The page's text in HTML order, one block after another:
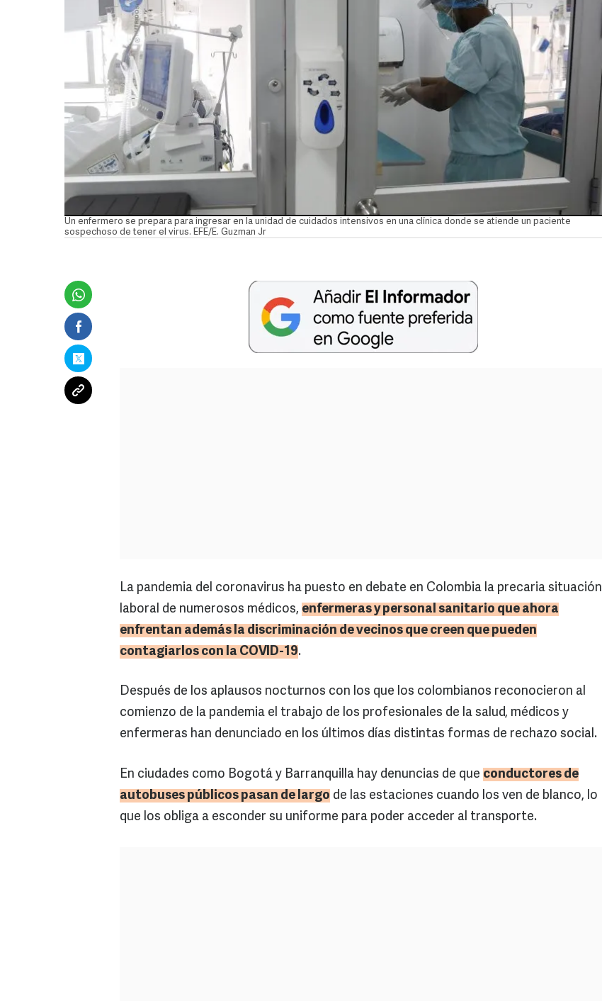
Un enfermero se prepara para ingresar en la unidad de cuidados intensivos en una clínica donde se atiende un paciente
sospechoso de tener el virus. EFE/E. Guzman Jr
La pandemia del coronavirus ha puesto en debate en Colombia la precaria situación
laboral de numerosos médicos, enfermeras y personal sanitario que ahora
enfrentan además la discriminación de vecinos que creen que pueden
contagiarlos con la COVID-19.
Después de los aplausos nocturnos con los que los colombianos reconocieron al
comienzo de la pandemia el trabajo de los profesionales de la salud, médicos y
enfermeras han denunciado en los últimos días distintas formas de rechazo social.
En ciudades como Bogotá y Barranquilla hay denuncias de que conductores de
autobuses públicos pasan de largo de las estaciones cuando los ven de blanco, lo
que los obliga a esconder su uniforme para poder acceder al transporte.